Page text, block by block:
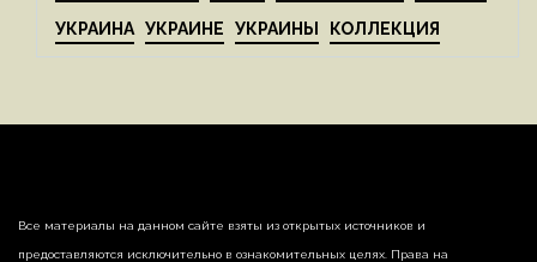
УКРАИНА УКРАИНЕ УКРАИНЫ КОЛЛЕКЦИЯ
Все материалы на данном сайте взяты из открытых источников и
предоставляются исключительно в ознакомительных целях. Права на